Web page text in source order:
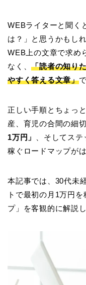
WEBライターと聞く
は？」と思うかもし
WEB上の文章で求め
なく、「読者の知り
やすく答える文章」
正しい手順とちょっ
産、育児の合間の細
1万円」
、そしてス
稼ぐロードマップが
本記事では、30代未
トで最初の月1万円
プ」を客観的に解説し